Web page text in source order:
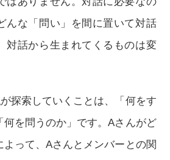
んな「問い」を間に置いて対話
対話から生まれてくるものは変
探索していくことは、「何をす
何を問うのか」です。Aさんがど
って、Aさんとメンバーとの関